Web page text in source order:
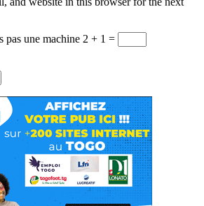
pas une machine 2 + 1 =